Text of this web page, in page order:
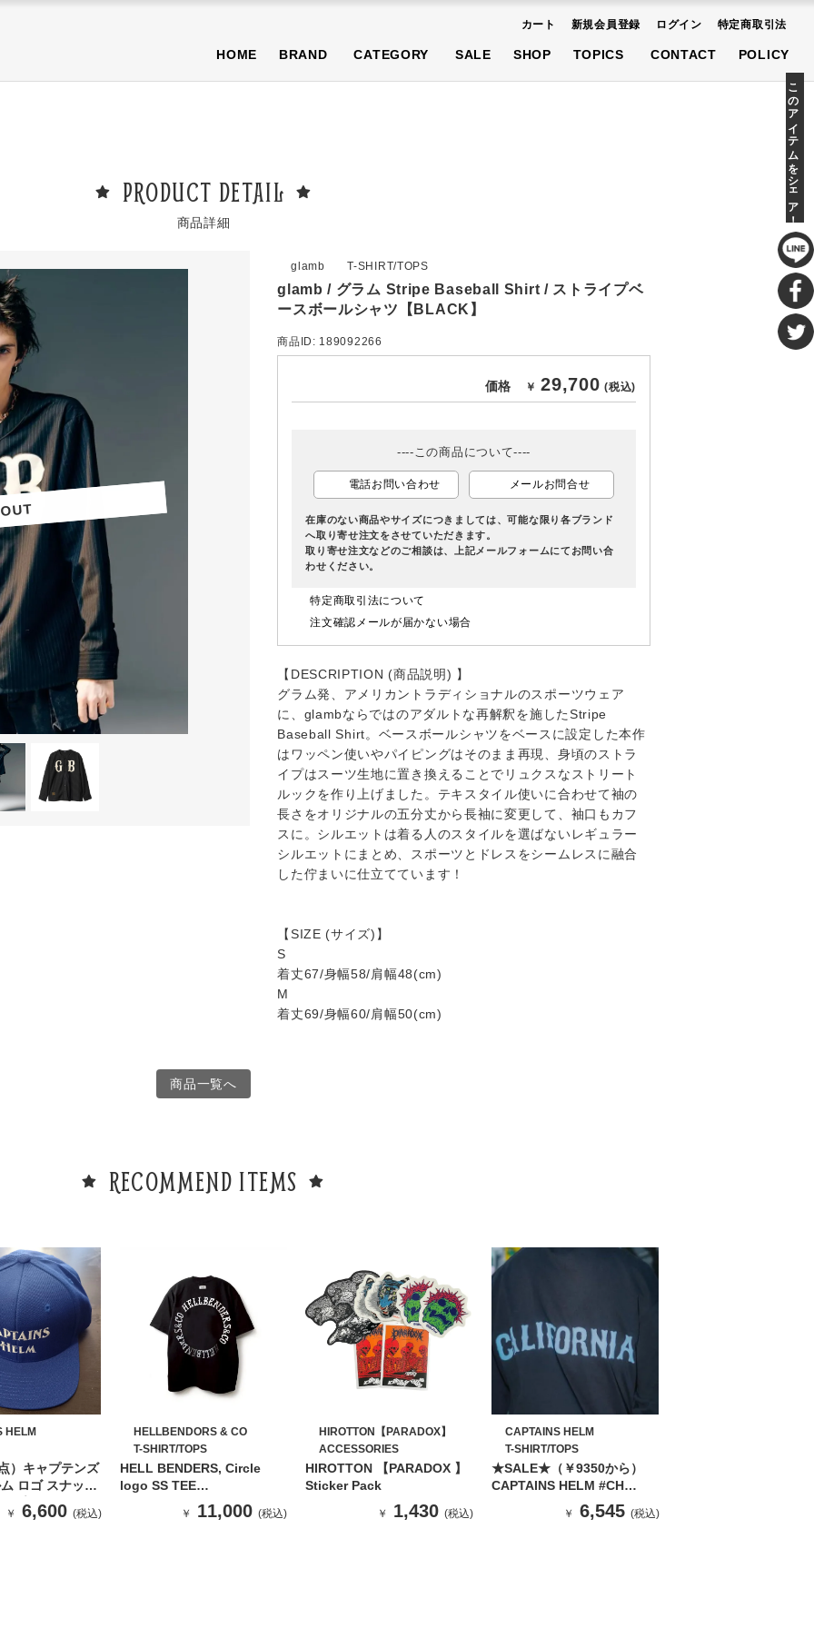
カート 新規会員登録 ログイン 特定商取引法
HOME BRAND CATEGORY SALE SHOP TOPICS CONTACT POLICY
PRODUCT DETAIL
商品詳細
glamb T-SHIRT/TOPS
glamb / グラム Stripe Baseball Shirt / ストライプベ
ースボールシャツ【BLACK】
商品ID: 189092266
価格 ￥ 29,700 (税込)
----この商品について----
電話お問い合わせ メールお問合せ
在庫のない商品やサイズにつきましては、可能な限り各ブランド
へ取り寄せ注文をさせていただきます。
取り寄せ注文などのご相談は、上記メールフォームにてお問い合
わせください。
特定商取引法について
注文確認メールが届かない場合
【DESCRIPTION (商品説明) 】
グラム発、アメリカントラディショナルのスポーツウェア
に、glambならではのアダルトな再解釈を施したStripe
Baseball Shirt。ベースボールシャツをベースに設定した本作
はワッペン使いやパイピングはそのまま再現、身頃のストラ
イプはスーツ生地に置き換えることでリュクスなストリート
ルックを作り上げました。テキスタイル使いに合わせて袖の
長さをオリジナルの五分丈から長袖に変更して、袖口もカフ
スに。シルエットは着る人のスタイルを選ばないレギュラー
シルエットにまとめ、スポーツとドレスをシームレスに融合
した佇まいに仕立てています！
【SIZE (サイズ)】
S
着丈67/身幅58/肩幅48(cm)
M
着丈69/身幅60/肩幅50(cm)
商品一覧へ
RECOMMEND ITEMS
HELM
）キャプテンズ
ロゴ スナップ
プ(BLUE）
￥ 6,600 (税込)
HELLBENDORS & CO
T-SHIRT/TOPS
HELL BENDERS, Circle
logo SS TEE
6.5（BLACK）
￥ 11,000(税込)
HIROTTON【PARADOX】
ACCESSORIES
HIROTTON 【PARADOX 】
Sticker Pack
￥ 1,430(税込)
CAPTAINS HELM
T-SHIRT/TOPS
★SALE★（￥9350から）
CAPTAINS HELM #CH
CALIFORNIA L/S
TEE（BLACK）
￥ 6,545 (税込)
OTHER PURA限定商品 SALE商品 先行予約商品 このアイテムをシェア！